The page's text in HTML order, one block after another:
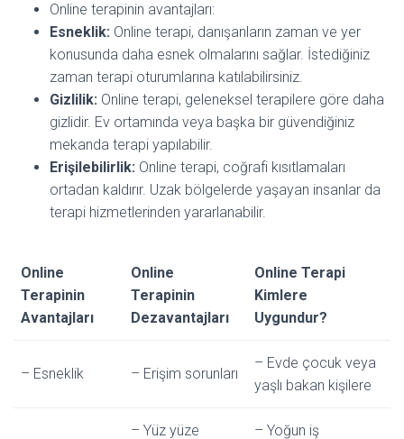
Online terapinin avantajları:
Esneklik: Online terapi, danışanların zaman ve yer
konusunda daha esnek olmalarını sağlar. İstediğiniz
zaman terapi oturumlarına katılabilirsiniz.
Gizlilik: Online terapi, geleneksel terapilere göre daha
gizlidir. Ev ortamında veya başka bir güvendiğiniz
mekanda terapi yapılabilir.
Erişilebilirlik: Online terapi, coğrafi kısıtlamaları
ortadan kaldırır. Uzak bölgelerde yaşayan insanlar da
terapi hizmetlerinden yararlanabilir.
Online
Terapinin
Avantajları
Online
Terapinin
Dezavantajları
Online Terapi
Kimlere
Uygundur?
– Esneklik – Erişim sorunları
– Evde çocuk veya
yaşlı bakan kişilere
– Yüz yüze
– Yoğun iş